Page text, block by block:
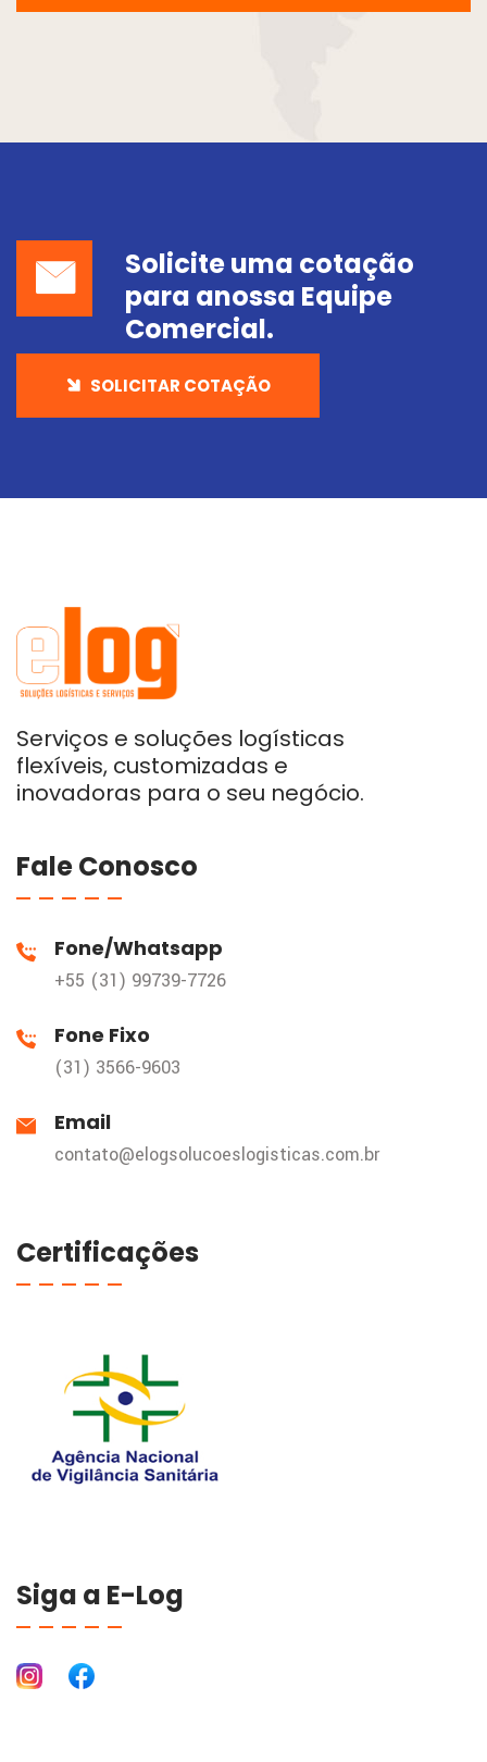
Solicite uma cotação
para anossa Equipe
Comercial.
SOLICITAR COTAÇÃO
Serviços e soluções logísticas
flexíveis, customizadas e
inovadoras para o seu negócio.
Fale Conosco
Fone/Whatsapp
+55 (31) 99739-7726
Fone Fixo
(31) 3566-9603
Email
contato@elogsolucoeslogisticas.com.br
Certificações
Siga a E-Log